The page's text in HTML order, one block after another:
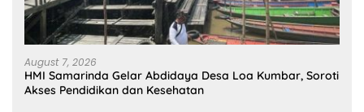
August 7, 2026
HMI Samarinda Gelar Abdidaya Desa Loa Kumbar, Soroti
Akses Pendidikan dan Kesehatan